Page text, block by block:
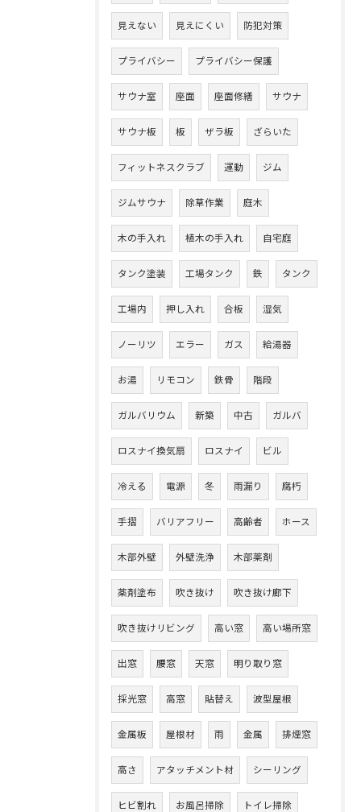
見えない 見えにくい 防犯対策
プライバシー プライバシー保護
サウナ室 座面 座面修繕 サウナ
サウナ板 板 ザラ板 ざらいた
フィットネスクラブ 運動 ジム
ジムサウナ 除草作業 庭木
木の手入れ 植木の手入れ 自宅庭
タンク塗装 工場タンク 鉄 タンク
工場内 押し入れ 合板 湿気
ノーリツ エラー ガス 給湯器
お湯 リモコン 鉄骨 階段
ガルバリウム 新築 中古 ガルバ
ロスナイ換気扇 ロスナイ ビル
冷える 電源 冬 雨漏り 腐朽
手摺 バリアフリー 高齢者 ホース
木部外壁 外壁洗浄 木部薬剤
薬剤塗布 吹き抜け 吹き抜け廊下
吹き抜けリビング 高い窓 高い場所窓
出窓 腰窓 天窓 明り取り窓
採光窓 高窓 貼替え 波型屋根
金属板 屋根材 雨 金属 排煙窓
高さ アタッチメント材 シーリング
ヒビ割れ お風呂掃除 トイレ掃除